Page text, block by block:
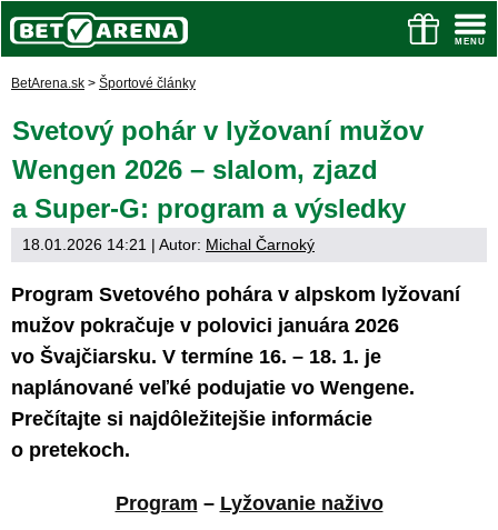
BetArena.sk > Športové články
Svetový pohár v lyžovaní mužov
Wengen 2026 – slalom, zjazd
a Super-G: program a výsledky
18.01.2026 14:21 | Autor: Michal Čarnoký
Program Svetového pohára v alpskom lyžovaní
mužov pokračuje v polovici januára 2026
vo Švajčiarsku. V termíne 16. – 18. 1. je
naplánované veľké podujatie vo Wengene.
Prečítajte si najdôležitejšie informácie
o pretekoch.
Program – Lyžovanie naživo